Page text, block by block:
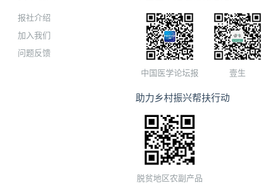
报社介绍
加入我们
问题反馈
中国医学论坛报 壹生
助力乡村振兴帮扶行动
脱贫地区农副产品